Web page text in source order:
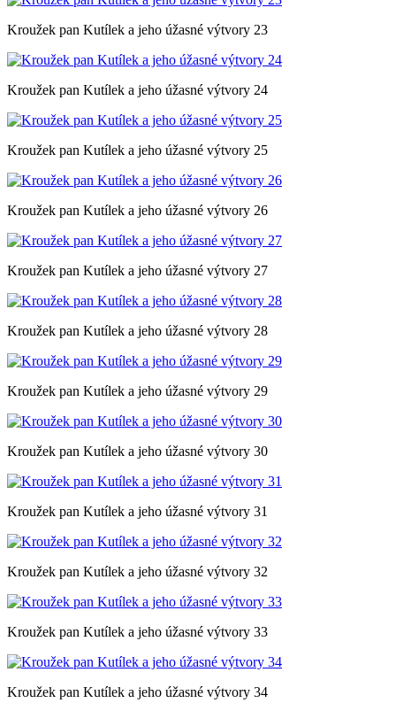
Kroužek pan Kutílek a jeho úžasné výtvory 23
Kroužek pan Kutílek a jeho úžasné výtvory 24
Kroužek pan Kutílek a jeho úžasné výtvory 25
Kroužek pan Kutílek a jeho úžasné výtvory 26
Kroužek pan Kutílek a jeho úžasné výtvory 27
Kroužek pan Kutílek a jeho úžasné výtvory 28
Kroužek pan Kutílek a jeho úžasné výtvory 29
Kroužek pan Kutílek a jeho úžasné výtvory 30
Kroužek pan Kutílek a jeho úžasné výtvory 31
Kroužek pan Kutílek a jeho úžasné výtvory 32
Kroužek pan Kutílek a jeho úžasné výtvory 33
Kroužek pan Kutílek a jeho úžasné výtvory 34